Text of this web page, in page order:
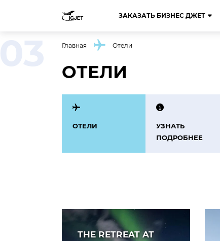
ЗАКАЗАТЬ БИЗНЕС ДЖЕТ
Главная Отели
ОТЕЛИ
ОТЕЛИ
УЗНАТЬ
ПОДРОБНЕЕ
THE RETREAT AT